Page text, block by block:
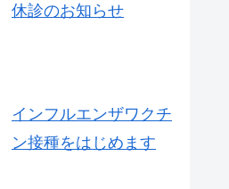
休診のお知らせ
インフルエンザワクチ
ン接種をはじめます